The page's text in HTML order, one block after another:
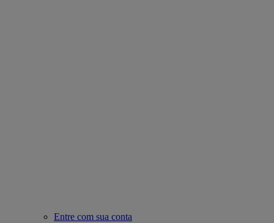
Entre com sua conta